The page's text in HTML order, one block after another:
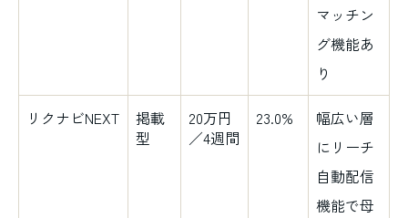
マッチン
グ機能あ
り
リクナビNEXT
掲載
型
20万円
／4週間
23.0%
幅広い層
にリーチ
自動配信
機能で母